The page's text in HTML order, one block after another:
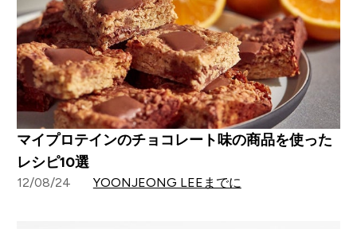
マイプロテインのチョコレート味の商品を使った
レシピ10選
12/08/24 YOONJEONG LEEまでに